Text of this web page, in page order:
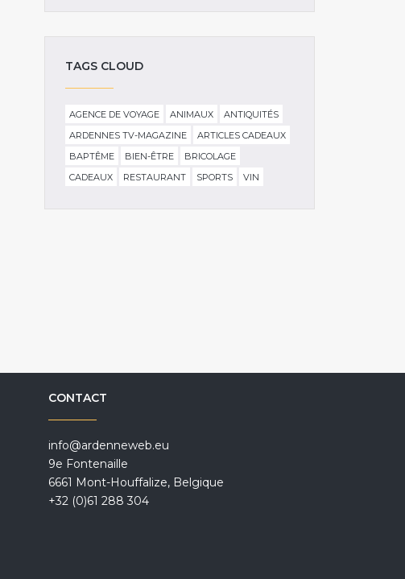
TAGS CLOUD
AGENCE DE VOYAGE ANIMAUX
ANTIQUITÉS
ARDENNES TV-MAGAZINE
ARTICLES CADEAUX
BAPTÊME
BIEN-ÊTRE
BRICOLAGE
CADEAUX
RESTAURANT SPORTS VIN
CONTACT
info@ardenneweb.eu
9e Fontenaille
6661 Mont-Houffalize, Belgique
+32 (0)61 288 304